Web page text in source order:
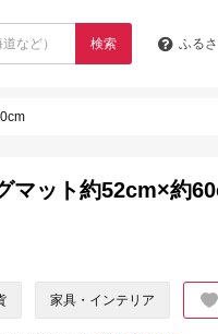
検索 ふる
マット約52cm×約
家具・インテリア